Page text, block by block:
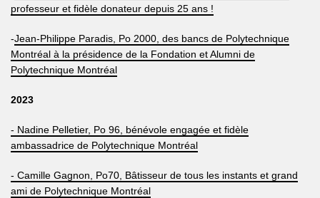
professeur et fidèle donateur depuis 25 ans !
-Jean-Philippe Paradis, Po 2000, des bancs de Polytechnique
Montréal à la présidence de la Fondation et Alumni de
Polytechnique Montréal
2023
- Nadine Pelletier, Po 96, bénévole engagée et fidèle
ambassadrice de Polytechnique Montréal
- Camille Gagnon, Po70, Bâtisseur de tous les instants et grand
ami de Polytechnique Montréal